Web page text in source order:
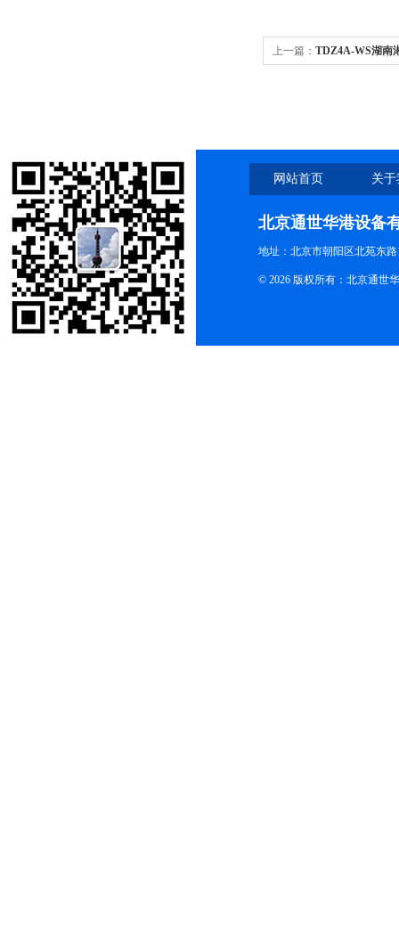
上一篇： TDZ4A-WS湖南
网站首页 关
北京通世华港设备
地址：北京市朝阳区北苑东路
© 2026 版权所有：北京通世